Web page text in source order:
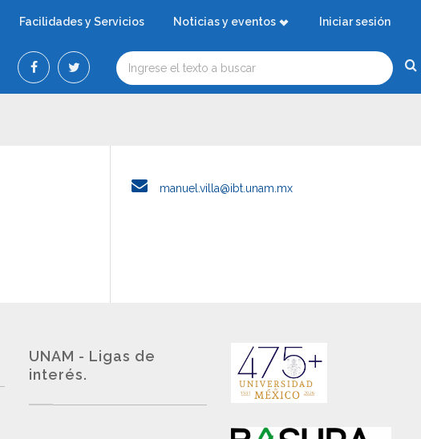
Facilidades y Servicios Noticias y eventos Iniciar sesión
manuel.villa@ibt.unam.mx
UNAM - Ligas de
interés.